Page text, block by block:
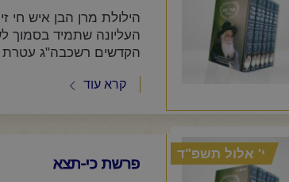
הילולת מרן הבן איש חי
העליונה שתמיד בסמוך
הקדשים רשכבה"ג עטרת
קרא עוד
י' אלול תשפ"ד
פרשת כי-תצא